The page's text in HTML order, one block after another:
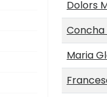
Dolors
Concha
Maria